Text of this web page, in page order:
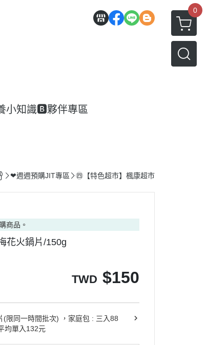
0
小知識🅱️夥伴專區
❤週週預購JIT專區 ㊃【特色超市】楓康超市
商品。
花火鍋片/150g
TWD $150
(限同一時間批次) ，家庭包 : 三入88
均單入132元